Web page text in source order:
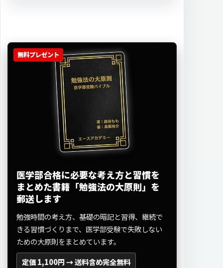
無料プレゼント
医学部合格に必要な考え方と習慣を
まとめた書籍「勉強法の大原則」を
郵送します
勉強時間の考え方、基礎の暗記と習得、継続で
きる習慣づくりまで、医学部受験で失敗しない
ための大原則をまとめています。
定価 1,100円 →送料含め完全無料